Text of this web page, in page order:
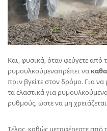
Και, φυσικά, όταν φεύγετε από
ρυμουλκούμεναπρέπει να
πριν βγείτε στον δρόμο. Για
τα ελαστικά για
ρυθμούς, ώστε να μη
Τέλος, καθώς μεταφέρεστε